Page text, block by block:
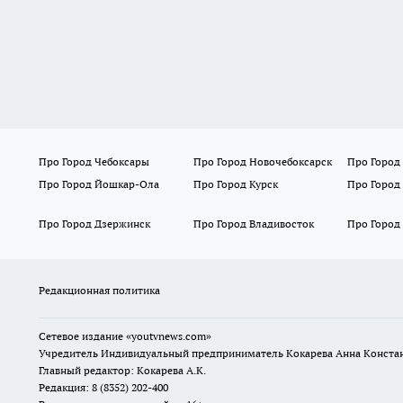
Про Город Чебоксары Про Город Новочебоксарск Про Город
Про Город Йошкар-Ола
Про Город Курск Про
Про Город Дзержинск
Про Город Владивосток Про Город
Редакционная политика
Сетевое издание «youtvnews.com»
Учредитель Индивидуальный предприниматель Кокарева Анна
Главный редактор: Кокарева А.К.
Редакция: 8 (8352) 202-400